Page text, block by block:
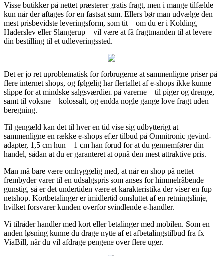
Visse butikker på nettet præsterer gratis fragt, men i mange tilfælde
kun når der aftages for en fastsat sum. Ellers bør man udvælge den
mest prisbevidste leveringsform, som tit – om du er i Kolding,
Haderslev eller Slangerup – vil være at få fragtmanden til at levere
din bestilling til et udleveringssted.
Det er jo ret uproblematisk for forbrugerne at sammenligne priser på
flere internet shops, og følgelig har flertallet af e-shops ikke kunne
slippe for at mindske salgsværdien på varerne – til piger og drenge,
samt til voksne – kolossalt, og endda nogle gange love fragt uden
beregning.
Til gengæld kan det til hver en tid vise sig udbytterigt at
sammenligne en række e-shops efter tilbud på Omnitronic gevind-
adapter, 1,5 cm hun – 1 cm han forud for at du gennemfører din
handel, sådan at du er garanteret at opnå den mest attraktive pris.
Man må bare være omhyggelig med, at når en shop på nettet
frembyder varer til en udsalgspris som anses for himmelråbende
gunstig, så er det undertiden være et karakteristika der viser en fup
netshop. Kortbetalinger er imidlertid omsluttet af en retningslinje,
hvilket forsvarer kunden overfor svindlende e-handler.
Vi tilråder handler med kort eller betalinger med mobilen. Som en
anden løsning kunne du drage nytte af et afbetalingstilbud fra fx
ViaBill, når du vil afdrage pengene over flere uger.